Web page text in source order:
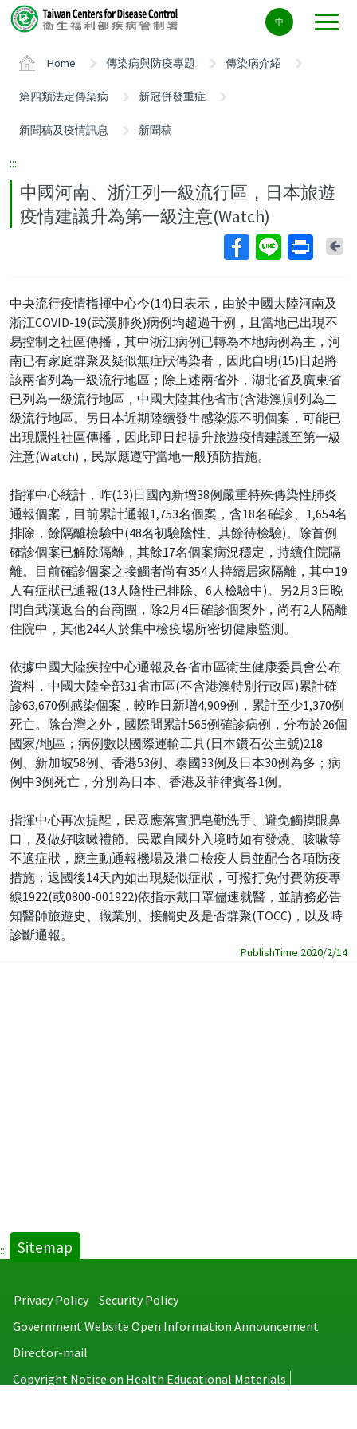
Center
block
中
Home 傳染病與防疫專題 傳染病介紹
第四類法定傳染病 新冠併發重症
新聞稿及疫情訊息 新聞稿
:::
中國河南、浙江列一級流行區，日本旅遊
疫情建議升為第一級注意(Watch)
中央流行疫情指揮中心今(14)日表示，由於中國大陸河南及
浙江COVID-19(武漢肺炎)病例均超過千例，且當地已出現不
易控制之社區傳播，其中浙江病例已轉為本地病例為主，河
南已有家庭群聚及疑似無症狀傳染者，因此自明(15)日起將
該兩省列為一級流行地區；除上述兩省外，湖北省及廣東省
已列為一級流行地區，中國大陸其他省市(含港澳)則列為二
級流行地區。另日本近期陸續發生感染源不明個案，可能已
出現隱性社區傳播，因此即日起提升旅遊疫情建議至第一級
注意(Watch)，民眾應遵守當地一般預防措施。
指揮中心統計，昨(13)日國內新增38例嚴重特殊傳染性肺炎
通報個案，目前累計通報1,753名個案，含18名確診、1,654名
排除，餘隔離檢驗中(48名初驗陰性、其餘待檢驗)。除首例
確診個案已解除隔離，其餘17名個案病況穩定，持續住院隔
離。目前確診個案之接觸者尚有354人持續居家隔離，其中19
人有症狀已通報(13人陰性已排除、6人檢驗中)。另2月3日晚
間自武漢返台的台商團，除2月4日確診個案外，尚有2人隔離
住院中，其他244人於集中檢疫場所密切健康監測。
依據中國大陸疾控中心通報及各省市區衛生健康委員會公布
資料，中國大陸全部31省市區(不含港澳特別行政區)累計確
診63,670例感染個案，較昨日新增4,909例，累計至少1,370例
死亡。除台灣之外，國際間累計565例確診病例，分布於26個
國家/地區；病例數以國際運輸工具(日本鑽石公主號)218
例、新加坡58例、香港53例、泰國33例及日本30例為多；病
例中3例死亡，分別為日本、香港及菲律賓各1例。
指揮中心再次提醒，民眾應落實肥皂勤洗手、避免觸摸眼鼻
口，及做好咳嗽禮節。民眾自國外入境時如有發燒、咳嗽等
不適症狀，應主動通報機場及港口檢疫人員並配合各項防疫
措施；返國後14天內如出現疑似症狀，可撥打免付費防疫專
線1922(或0800-001922)依指示戴口罩儘速就醫，並請務必告
知醫師旅遊史、職業別、接觸史及是否群聚(TOCC)，以及時
診斷通報。
PublishTime 2020/2/14
::: Sitemap
Privacy Policy
Security Policy
Government Website Open Information Announcement
Director-mail
Copyright Notice on Health Educational Materials